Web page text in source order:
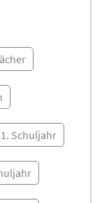
1. Schuljahr